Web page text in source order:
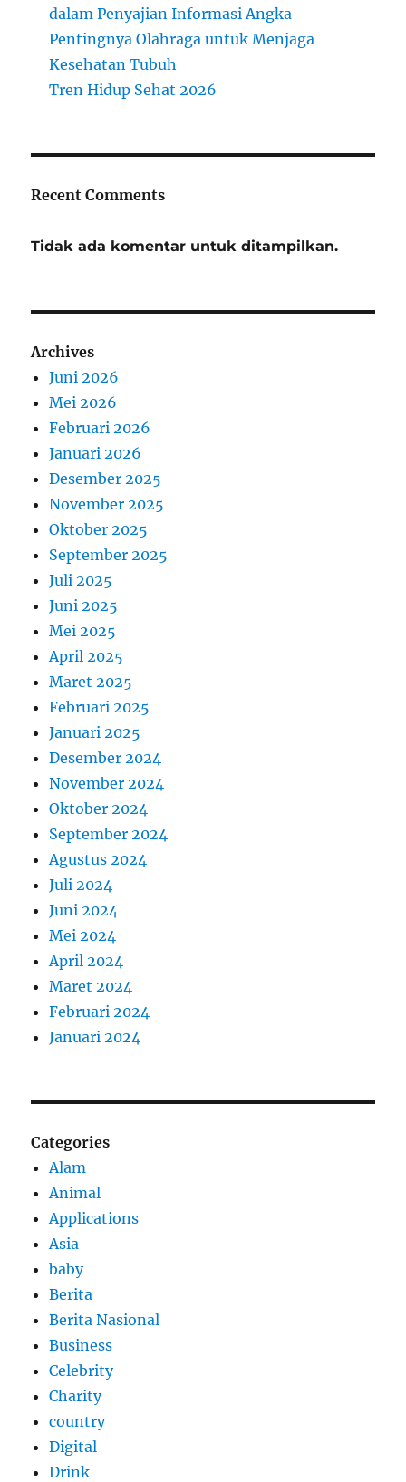
dalam Penyajian Informasi Angka
Pentingnya Olahraga untuk Menjaga
Kesehatan Tubuh
Tren Hidup Sehat 2026
Recent Comments
Tidak ada komentar untuk ditampilkan.
Archives
Juni 2026
Mei 2026
Februari 2026
Januari 2026
Desember 2025
November 2025
Oktober 2025
September 2025
Juli 2025
Juni 2025
Mei 2025
April 2025
Maret 2025
Februari 2025
Januari 2025
Desember 2024
November 2024
Oktober 2024
September 2024
Agustus 2024
Juli 2024
Juni 2024
Mei 2024
April 2024
Maret 2024
Februari 2024
Januari 2024
Categories
Alam
Animal
Applications
Asia
baby
Berita
Berita Nasional
Business
Celebrity
Charity
country
Digital
Drink